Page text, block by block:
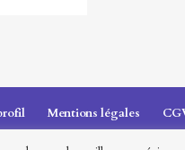
Mentions légales